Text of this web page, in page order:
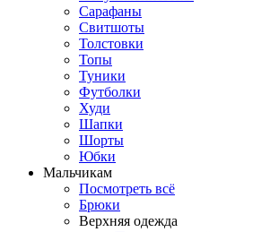
Сарафаны
Свитшоты
Толстовки
Топы
Туники
Футболки
Худи
Шапки
Шорты
Юбки
Мальчикам
Посмотреть всё
Брюки
Верхняя одежда